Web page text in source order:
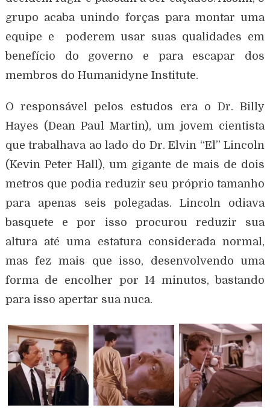
grupo acaba unindo forças para montar uma
equipe e poderem usar suas qualidades em
benefício do governo e para escapar dos
membros do Humanidyne Institute.
O responsável pelos estudos era o Dr. Billy
Hayes (Dean Paul Martin), um jovem cientista
que trabalhava ao lado do Dr. Elvin “El” Lincoln
(Kevin Peter Hall), um gigante de mais de dois
metros que podia reduzir seu próprio tamanho
para apenas seis polegadas. Lincoln odiava
basquete e por isso procurou reduzir sua
altura até uma estatura considerada normal,
mas fez mais que isso, desenvolvendo uma
forma de encolher por 14 minutos, bastando
para isso apertar sua nuca.